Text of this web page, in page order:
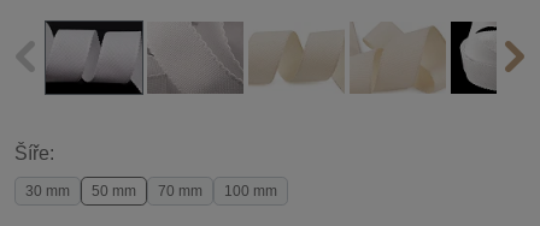
Šíře:
30 mm 50 mm 70 mm 100 mm